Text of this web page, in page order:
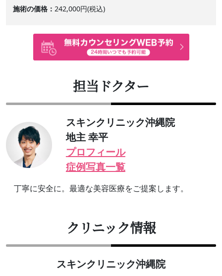
施術の価格
242,000円(税込)
担当ドクター
スキンクリニック沖縄院
地主 幸平
プロフィール
症例写真一覧
丁寧に安全に。最適な美容医療をご提案します。
クリニック情報
スキンクリニック沖縄院